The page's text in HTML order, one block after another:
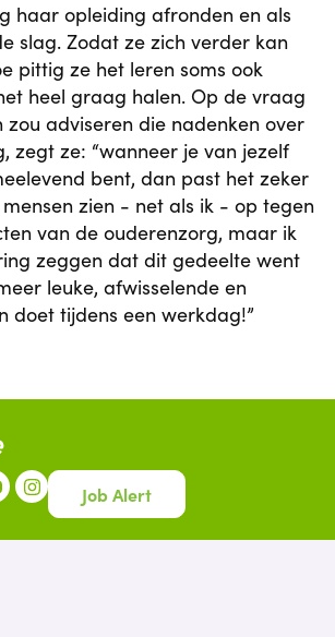
haar opleiding afronden en als
slag. Zodat ze zich verder kan
pittig ze het leren soms ook
heel graag halen. Op de vraag
adviseren die nadenken over
zegt ze: “wanneer je van jezelf
bent, dan past het zeker
zien - net als ik - op tegen
van de ouderenzorg, maar ik
zeggen dat dit gedeelte went
leuke, afwisselende en
doet tijdens een werkdag!”
Job Alert